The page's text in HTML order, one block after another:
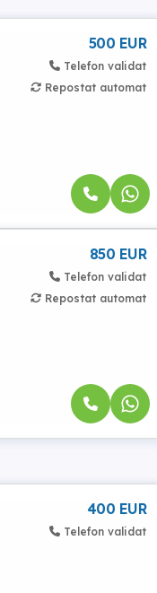
500 EUR
Telefon validat
Repostat automat
850 EUR
Telefon validat
Repostat automat
400 EUR
Telefon validat